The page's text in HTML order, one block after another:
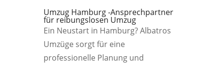
Umzug Hamburg -Ansprechpartner
für reibungslosen Umzug
Ein Neustart in Hamburg? Albatros
Umzüge sorgt für eine
professionelle Planung und